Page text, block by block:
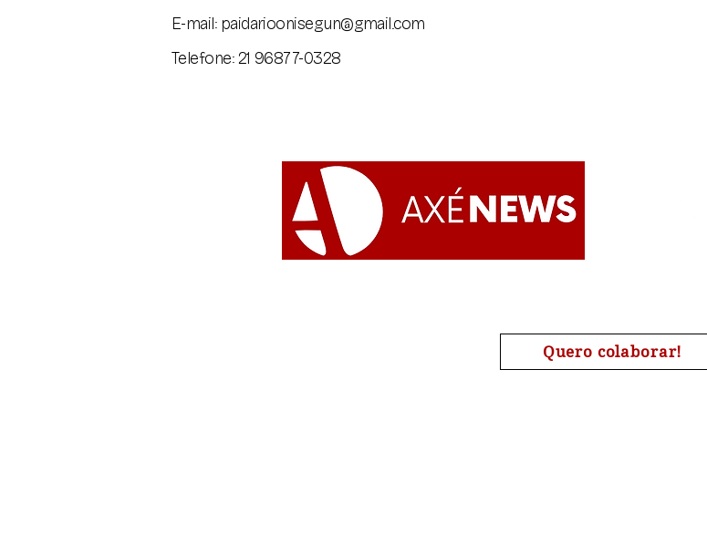
​E-mail: paidarioonisegun@gmail.com
Telefone: 21 96877-0328
Quero colaborar!
#Umbanda | #Candomblé | #Omolokô | #Quimbanda |